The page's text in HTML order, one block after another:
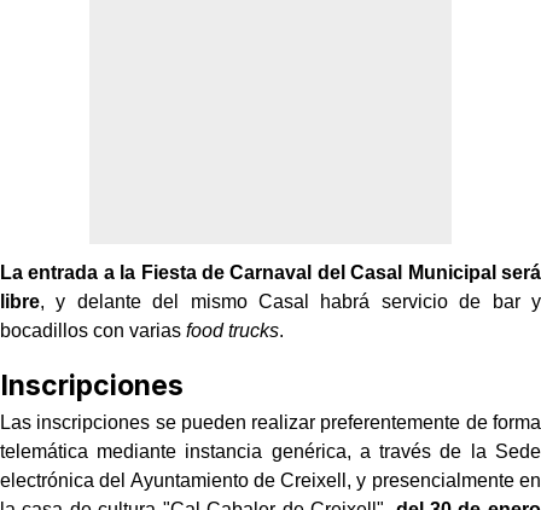
La entrada a la Fiesta de Carnaval del Casal Municipal será
libre, y delante del mismo Casal habrá servicio de bar y
bocadillos con varias food trucks.
Inscripciones
Las inscripciones se pueden realizar preferentemente de forma
telemática mediante instancia genérica, a través de la Sede
electrónica del Ayuntamiento de Creixell, y presencialmente en